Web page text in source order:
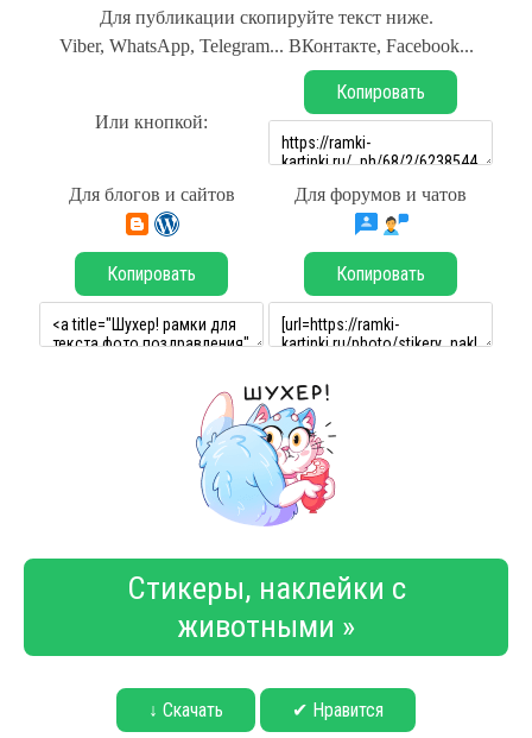
Для публикации скопируйте текст ниже.
Viber, WhatsApp, Telegram... ВКонтакте, Facebook...
Или кнопкой:
Копировать
Для блогов и сайтов Для форумов и чатов
Копировать Копировать
Стикеры, наклейки с
животными »
↓ Скачать ✔ Нравится